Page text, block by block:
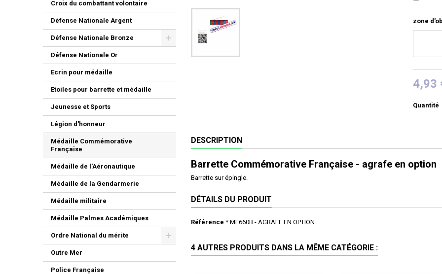
Croix du combattant volontaire
Défense Nationale Argent
Défense Nationale Bronze
Défense Nationale Or
Ecrin pour médaille
Etoiles pour barrette et médaille
Jeunesse et Sports
Légion d'honneur
Médaille Commémorative
Française
Médaille de l'Aéronautique
Médaille de la Gendarmerie
Médaille militaire
Médaille Palmes Académiques
Ordre National du mérite
Outre Mer
Police Française
zone
4,93
Quantité
DESCRIPTION
Barrette Commémorative Française - agrafe en option
Barrette sur épingle.
DÉTAILS DU PRODUIT
Référence * MF660B - AGRAFE EN OPTION
4 AUTRES PRODUITS DANS LA MÊME CATÉGORIE :